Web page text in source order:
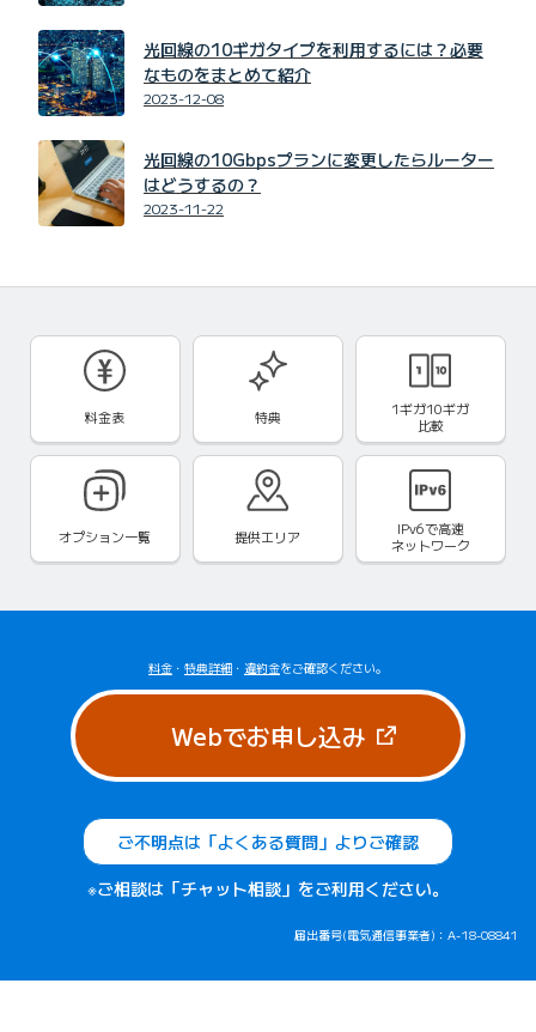
光回線の10ギガタイプを利用するには？必要
なものをまとめて紹介
2023-12-08
光回線の10Gbpsプランに変更したらルーター
はどうするの？
2023-11-22
料金表 特典
1ギガ10ギガ
比較
オプション一覧 提供エリア IPv6で高速
ネットワーク
料金 ・ 特典詳細 ・ 違約金をご確認ください。
Webでお申し込み（新しいタブ
ご不明点は「よくある質問」よりご確認
※ご相談は「チャット相談」をご利用ください。
届出番号(電気通信事業者)：A-18-08841